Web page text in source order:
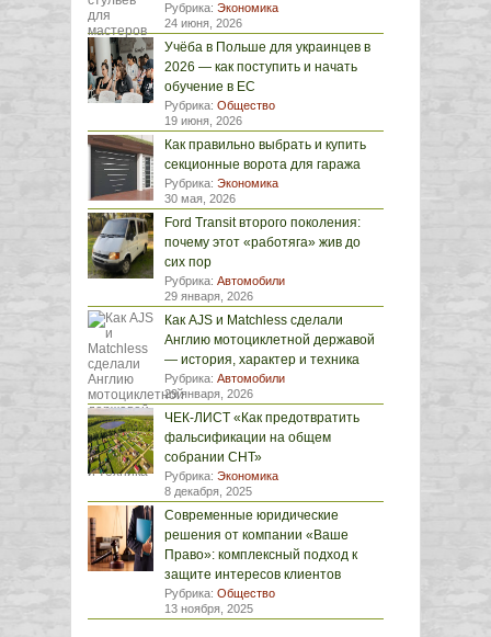
Рубрика: Экономика
24 июня, 2026
Учёба в Польше для украинцев в
2026 — как поступить и начать
обучение в ЕС
Рубрика: Общество
19 июня, 2026
Как правильно выбрать и купить
секционные ворота для гаража
Рубрика: Экономика
30 мая, 2026
Ford Transit второго поколения:
почему этот «работяга» жив до
сих пор
Рубрика: Автомобили
29 января, 2026
Как AJS и Matchless сделали
Англию мотоциклетной державой
— история, характер и техника
Рубрика: Автомобили
29 января, 2026
ЧЕК-ЛИСТ «Как предотвратить
фальсификации на общем
собрании СНТ»
Рубрика: Экономика
8 декабря, 2025
Современные юридические
решения от компании «Ваше
Право»: комплексный подход к
защите интересов клиентов
Рубрика: Общество
13 ноября, 2025